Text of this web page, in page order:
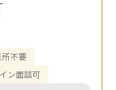
所不要
ン面談可